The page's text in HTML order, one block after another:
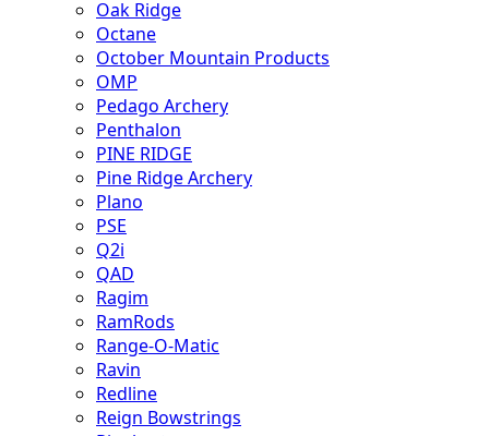
Oak Ridge
Octane
October Mountain Products
OMP
Pedago Archery
Penthalon
PINE RIDGE
Pine Ridge Archery
Plano
PSE
Q2i
QAD
Ragim
RamRods
Range-O-Matic
Ravin
Redline
Reign Bowstrings